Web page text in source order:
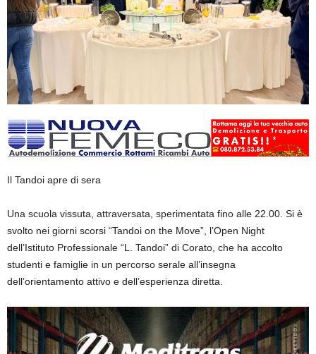
Il Tandoi apre di sera
Una scuola vissuta, attraversata, sperimentata fino alle 22.00. Si è
svolto nei giorni scorsi “Tandoi on the Move”, l’Open Night
dell’Istituto Professionale “L. Tandoi” di Corato, che ha accolto
studenti e famiglie in un percorso serale all’insegna
dell’orientamento attivo e dell’esperienza diretta.